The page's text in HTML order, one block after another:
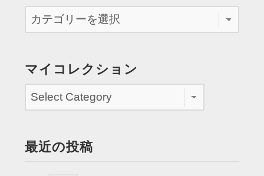
マイコレクション
最近の投稿